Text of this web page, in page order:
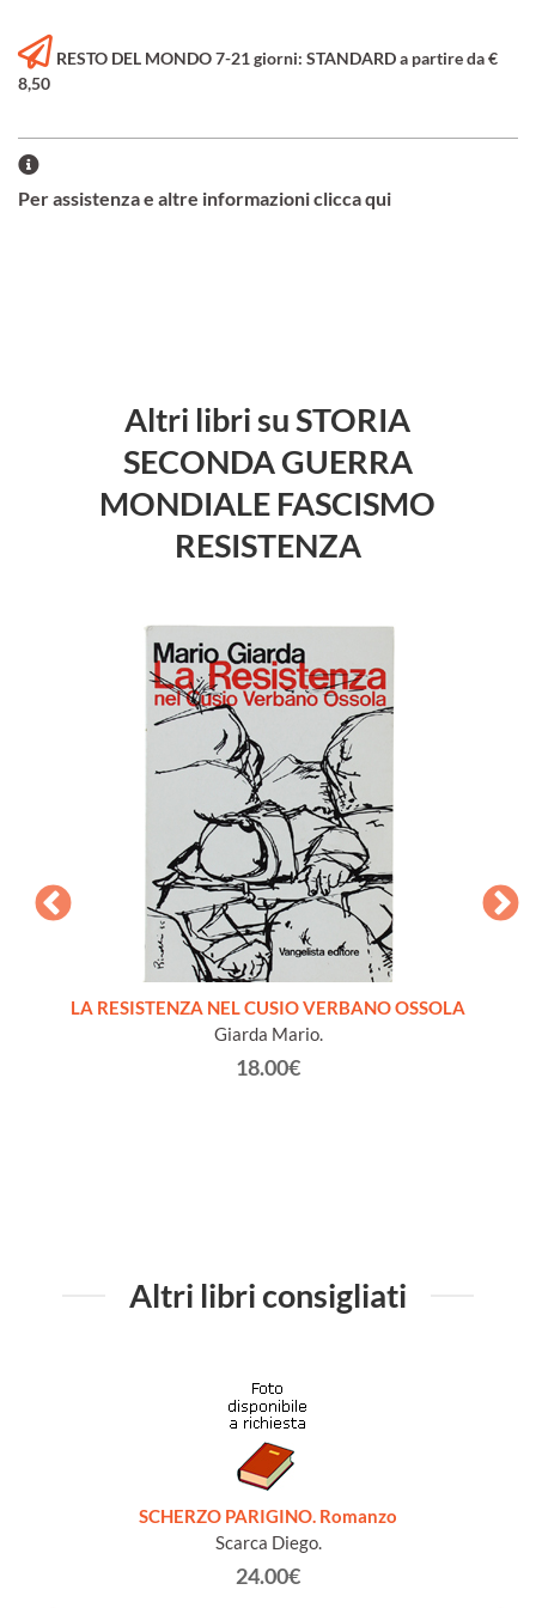
RESTO DEL MONDO 7-21 giorni: STANDARD a partire da €
8,50
Per assistenza e altre informazioni clicca qui
Altri libri su STORIA
SECONDA GUERRA
MONDIALE FASCISMO
RESISTENZA
LA RESISTENZA NEL CUSIO VERBANO OSSOLA
Giarda Mario.
18.00€
Altri libri consigliati
SCHERZO PARIGINO. Romanzo
Scarca Diego.
24.00€